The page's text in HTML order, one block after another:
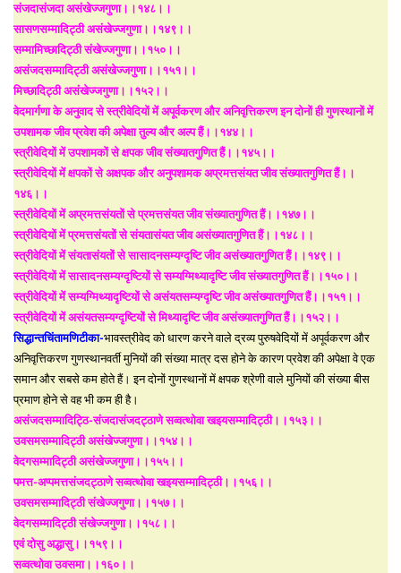
संजदासंजदा असंखेज्जगुणा।।१४८।।
सासणसम्मादिट्ठी असंखेज्जगुणा।।१४९।।
सम्मामिच्छादिट्ठी संखेज्जगुणा।।१५०।।
असंजदसम्मादिट्ठी असंखेज्जगुणा।।१५१।।
मिच्छादिट्ठी असंखेज्जगुणा।।१५२।।
वेदमार्गणा के अनुवाद से स्त्रीवेदियों में अपूर्वकरण और अनिवृत्तिकरण इन दोनों ही गुणस्थानों में
उपशामक जीव प्रवेश की अपेक्षा तुल्य और अल्प हैं।।१४४।।
स्त्रीवेदियों में उपशामकों से क्षपक जीव संख्यातगुणित हैं।।१४५।।
स्त्रीवेदियों में क्षपकों से अक्षपक और अनुपशामक अप्रमत्तसंयत जीव संख्यातगुणित हैं।।
१४६।।
स्त्रीवेदियों में अप्रमत्तसंयतों से प्रमत्तसंयत जीव संख्यातगुणित हैं।।१४७।।
स्त्रीवेदियों में प्रमत्तसंयतों से संयतासंयत जीव असंख्यातगुणित हैं।।१४८।।
स्त्रीवेदियों में संयतासंयतों से सासादनसम्यग्दृष्टि जीव असंख्यातगुणित हैं।।१४९।।
स्त्रीवेदियों में सासादनसम्यग्दृष्टियों से सम्यग्मिथ्यादृष्टि जीव संख्यातगुणित हैं।।१५०।।
स्त्रीवेदियों में सम्यग्मिथ्यादृष्टियों से असंयतसम्यग्दृष्टि जीव असंख्यातगुणित हैं।।१५१।।
स्त्रीवेदियों में असंयतसम्यग्दृष्टियों से मिथ्यादृष्टि जीव असंख्यातगुणित हैं।।१५२।।
सिद्धान्तचिंतामणिटीका-भावस्त्रीवेद को धारण करने वाले द्रव्य पुरुषवेदियों में अपूर्वकरण और
अनिवृत्तिकरण गुणस्थानवर्ती मुनियों की संख्या मात्र दस होने के कारण प्रवेश की अपेक्षा वे एक
समान और सबसे कम होते हैं। इन दोनों गुणस्थानों में क्षपक श्रेणी वाले मुनियों की संख्या बीस
प्रमाण होने से वह भी कम ही है।
असंजदसम्मादिट्ठि-संजदासंजदट्ठाणे सव्वत्थोवा खइयसम्मादिट्ठी।।१५३।।
उवसमसम्मादिट्ठी असंखेज्जगुणा।।१५४।।
वेदगसम्मादिट्ठी असंखेज्जगुणा।।१५५।।
पमत्त-अप्पमत्तसंजदट्ठाणे सव्वत्थोवा खइयसम्मादिट्ठी।।१५६।।
उवसमसम्मादिट्ठी संखेज्जगुणा।।१५७।।
वेदगसम्मादिट्ठी संखेज्जगुणा।।१५८।।
एवं दोसु अद्धासु।।१५९।।
सव्वत्थोवा उवसमा।।१६०।।